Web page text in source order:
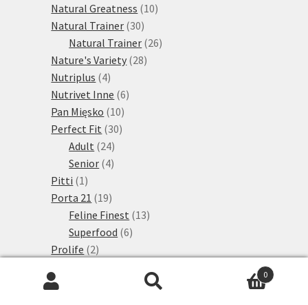
Natural Greatness 1010
Natural Trainer 3030
produktů
Natural Trainer 2626
Nature's Variety 2828
Nutriplus 44
produkty
Nutrivet Inne 66
Pan Mięsko 1010
produktů
Perfect Fit 3030
Adult 2424
produktů
Senior 44
Pitti 1 1
produkt
Porta 21 1919
produktů
Feline Finest 1313
Superfood 66
Prolife 22
produktů
PURINA ONE Dual Nature
0